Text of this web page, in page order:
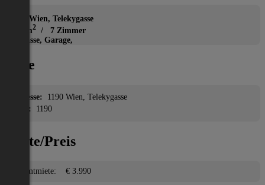
1190 Wien, Telekygasse
245 m2 / 7 Zimmer
Terrasse, Garage,
Lage
Adresse: 1190 Wien, Telekygasse
PLZ:
1190
Miete/Preis
Gesamtmiete: € 3.990